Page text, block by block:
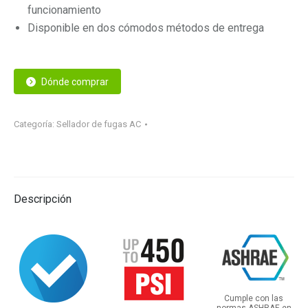
funcionamiento
Disponible en dos cómodos métodos de entrega
Dónde comprar
Categoría: Sellador de fugas AC
Descripción
Cumple con las